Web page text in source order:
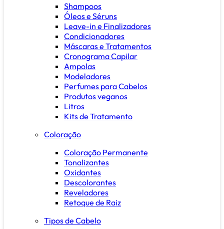
Shampoos
Óleos e Séruns
Leave-in e Finalizadores
Condicionadores
Máscaras e Tratamentos
Cronograma Capilar
Ampolas
Modeladores
Perfumes para Cabelos
Produtos veganos
Litros
Kits de Tratamento
Coloração
Coloração Permanente
Tonalizantes
Oxidantes
Descolorantes
Reveladores
Retoque de Raiz
Tipos de Cabelo